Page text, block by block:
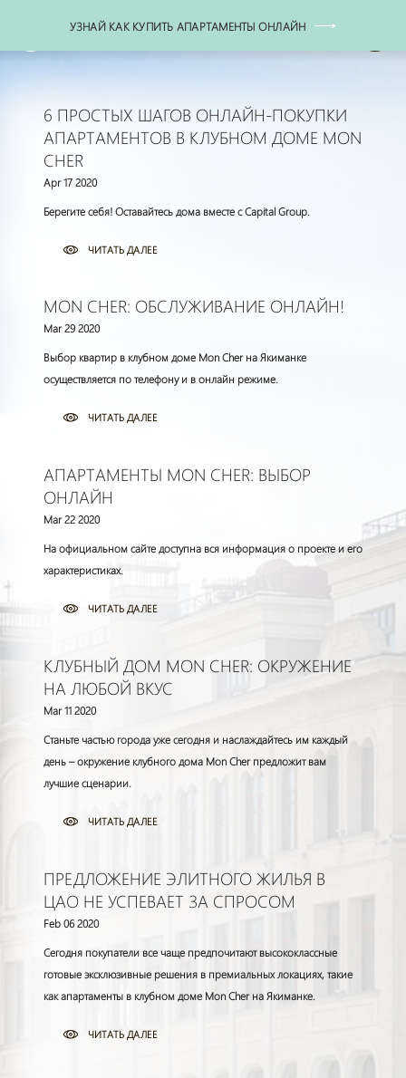
УЗНАЙ КАК КУПИТЬ АПАРТАМЕНТЫ ОНЛАЙН
6 ПРОСТЫХ ШАГОВ ОНЛАЙН-ПОКУПКИ
АПАРТАМЕНТОВ В КЛУБНОМ ДОМЕ MON
CHER
Apr 17 2020
Берегите себя! Оставайтесь дома вместе с Capital Group.
ЧИТАТЬ ДАЛЕЕ
MON CHER: ОБСЛУЖИВАНИЕ ОНЛАЙН!
Mar 29 2020
Выбор квартир в клубном доме Mon Cher на Якиманке
осуществляется по телефону и в онлайн режиме.
ЧИТАТЬ ДАЛЕЕ
АПАРТАМЕНТЫ MON CHER: ВЫБОР
ОНЛАЙН
Mar 22 2020
На официальном сайте доступна вся информация о проекте и его
характеристиках.
ЧИТАТЬ ДАЛЕЕ
КЛУБНЫЙ ДОМ MON CHER: ОКРУЖЕНИЕ
НА ЛЮБОЙ ВКУС
Mar 11 2020
Станьте частью города уже сегодня и наслаждайтесь им каждый
день – окружение клубного дома Mon Cher предложит вам
лучшие сценарии.
ЧИТАТЬ ДАЛЕЕ
ПРЕДЛОЖЕНИЕ ЭЛИТНОГО ЖИЛЬЯ В
ЦАО НЕ УСПЕВАЕТ ЗА СПРОСОМ
Feb 06 2020
Сегодня покупатели все чаще предпочитают высококлассные
готовые эксклюзивные решения в премиальных локациях, такие
как апартаменты в клубном доме Mon Cher на Якиманке.
ЧИТАТЬ ДАЛЕЕ
+7 (495) 771-77-77